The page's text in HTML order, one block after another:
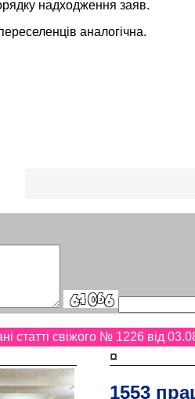
надходження заяв.
аналогічна.
статті свіжого № 1226 від
¤
1553